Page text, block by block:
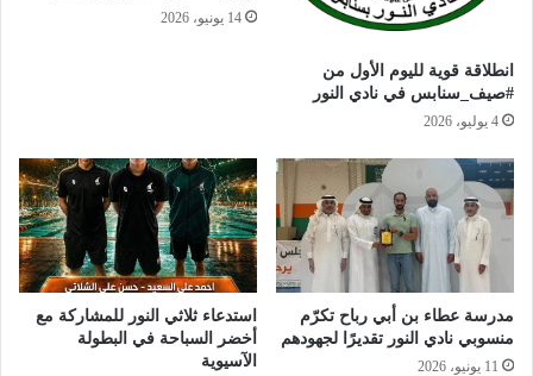
انطلاقة قوية لليوم الأول من
#صيف_سنابس في نادي النور
4 يوليو، 2026
14 يونيو، 2026
مدرسة عطاء بن أبي رباح تكرّم
منسوبي نادي النور تقديرًا لجهودهم
11 يونيو، 2026
استدعاء ثلاثي النور للمشاركة مع
أخضر السباحة في البطولة
الآسيوية